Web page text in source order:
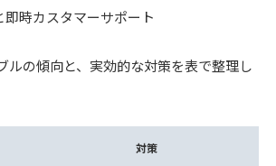
即時カスタマーサポート
ルの傾向と、実効的な対策を表で整理し
対策